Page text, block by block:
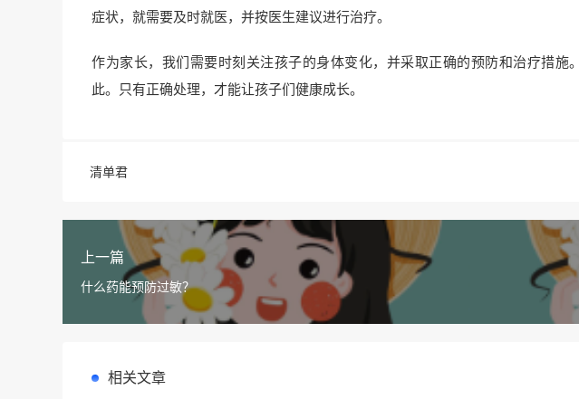
症状，就需要及时就医，并按医生建议进行治疗。
作为家长，我们需要时刻关注孩子的身体变化，并采取正确的预防和治疗措施
此。只有正确处理，才能让孩子们健康成长。
清单君
上一篇
什么药能预防过敏？
相关文章